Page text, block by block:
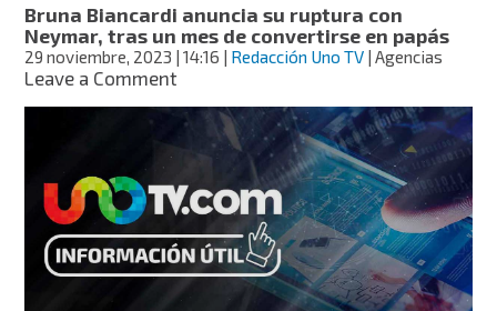
Bruna Biancardi anuncia su ruptura con
Neymar, tras un mes de convertirse en papás
29 noviembre, 2023 | 14:16 | Redacción Uno TV | Agencias
Leave a Commenton
Biancardi
anuncia
ruptura
con
Neymar,
tras
un
mes